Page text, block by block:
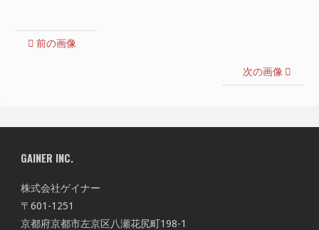
前の画像
次の画像
GAINER INC.
株式会社ゲイナー
〒601-1251
京都府京都市左京区八瀬花尻町198-1